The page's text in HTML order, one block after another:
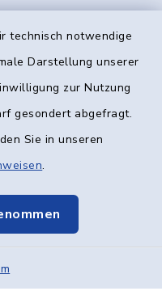
technisch notwendige
Darstellung unserer
zur Nutzung
gesondert abgefragt.
Sie in unseren
.